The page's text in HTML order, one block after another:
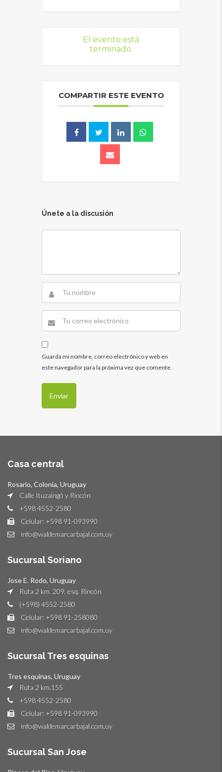
El evento está
terminado.
COMPARTIR ESTE EVENTO
Únete a la discusión
Guarda mi nombre, correo electrónico y web en
este navegador para la próxima vez que comente.
Casa central
Rosario, Colonia, Uruguay
Calle Ituzaingó y Rincón
+598 4552-2580
Celular: +598 91-093990
info@waldemarcarbajal.com.uy
Sucursal Soriano
Jose E. Rodo, Uruguay
Ruta 2 km. 209, esq. Rincón
(+598) 4552-2580
Celular: +598 91-258080
info@waldemarcarbajal.com.uy
Sucursal Tres esquinas
Tres esquinas, Uruguay
Ruta 2 km.155
+598 4552-2580
Celular: +598 91-093990
info@waldemarcarbajal.com.uy
Sucursal San Jose